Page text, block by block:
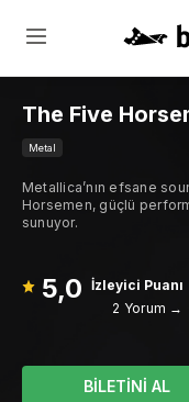
The Five
Metal
Metallica’nın efsane
Horsemen, güçlü
sunuyor.
5,0 İzleyici Puanı
2 Yorum →
BİLETİNİ AL